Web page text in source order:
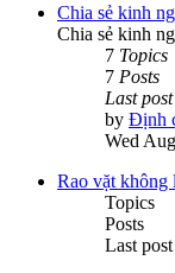
Chia sẻ kinh
Chia sẻ kinh
7 Topics
7 Posts
Last post
by Định
Wed
Rao vặt không
Topics
Posts
Last post